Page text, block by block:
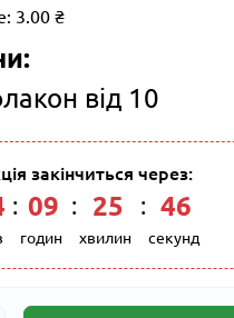
3.00 ₴
від 10
закінчиться через:
09
годин
25
хвилин
46
секунд